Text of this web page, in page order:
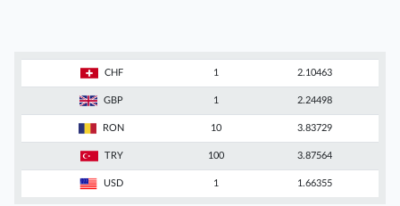
CHF 1 2.10463
GBP 1 2.24498
RON 10 3.83729
TRY 100 3.87564
USD 1 1.66355